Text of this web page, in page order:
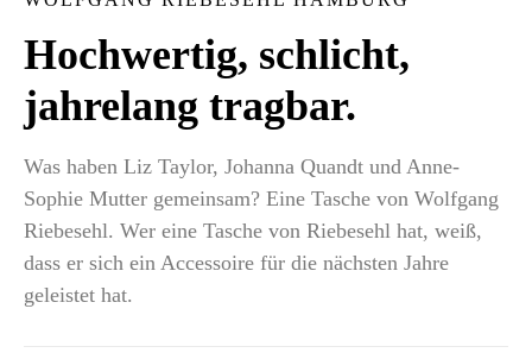
Hochwertig, schlicht,
jahrelang tragbar.
Was haben Liz Taylor, Johanna Quandt und Anne-
Sophie Mutter gemeinsam? Eine Tasche von Wolfgang
Riebesehl. Wer eine Tasche von Riebesehl hat, weiß,
dass er sich ein Accessoire für die nächsten Jahre
geleistet hat.